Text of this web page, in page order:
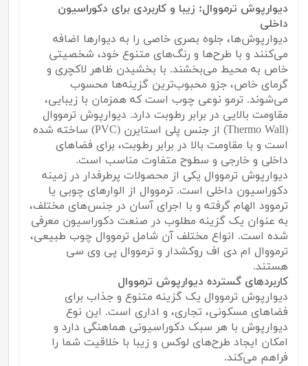
دیوارپوش ترمووال: زیبا و کاربردی برای دکوراسیون
داخلی
دیوارپوش‌ها، جلوه بصری خاصی را به دیوارها اضافه
می‌کنند و با طرح‌ها و رنگ‌های متنوع خود، شخصیتی
خاص به محیط می‌بخشند. با بخشیدن ظاهر لاکچری و
گرمای خاص، جزو محبوب‌ترین گزینه‌ها محسوب
می‌شوند. ترمو نوعی چوب است که همزمان با زیبایی،
مقاومت بالایی در برابر رطوبت دارد. دیوارپوش ترمووال
(Thermo Wall) از جنس پلی استایرن (PVC) ساخته شده
است و با مقاومت بالا در برابر رطوبت، برای فضاهای
داخلی و خارجی و سطوح متفاوت مناسب است.
دیوارپوش ترمووال یکی از محصولات پرطرفدار در زمینه
دکوراسیون داخلی است. ترمووال از الوارهای چوبی یا
ترموود الهام گرفته و با اجرای آسان در جنس‌های مختلف،
به عنوان یک گزینه مطلوب در صنعت دکوراسیون معرفی
شده است. انواع مختلف آن شامل ترمووال چوب طبیعی،
ترمووال ام دی اف روکشدار و ترمووال پی وی سی
هستند.
کاربردهای گسترده دیوارپوش ترمووال
دیوارپوش ترمووال یک گزینه متنوع و جذاب برای
فضاهای مسکونی، تجاری، و اداری است. این نوع
دیوارپوش با هر سبک دکوراسیونی هماهنگی دارد و
امکان ایجاد طرح‌های لوکس و زیبا با خلاقیت شما را
فراهم می‌کند.